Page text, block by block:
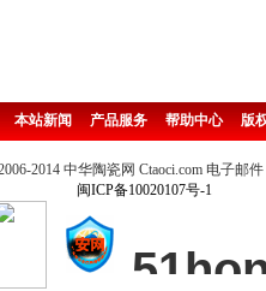
本站新闻 产品服务 帮助中心 版
2014 中华陶瓷网 Ctaoci.com 电子邮件
闽ICP备10020107号-1